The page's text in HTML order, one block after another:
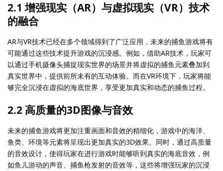
2.1 增强现实（AR）与虚拟现实（VR）技术
的融合
AR与VR技术已经在多个领域得到了广泛应用，未来的捕鱼游戏将有
可能通过这些技术提升游戏的沉浸感。例如，借助AR技术，玩家可
以通过手机摄像头捕捉现实世界的场景并将虚拟的捕鱼元素叠加到
真实世界中，提供前所未有的互动体验。而在VR环境下，玩家将能
够完全沉浸在虚拟的海底世界，享受更加真实和动态的捕鱼过程。
2.2 高质量的3D图像与音效
未来的捕鱼游戏将更加注重画面和音效的精细化，游戏中的海洋、
鱼类、环境等元素将呈现出更加真实的3D效果。同时，通过高质量
的音效设计，使得玩家在进行游戏时能够听到真实的海底音效，例
如鱼儿游动的声音、捕鱼枪发射的音效等，这些将增强玩家的沉浸